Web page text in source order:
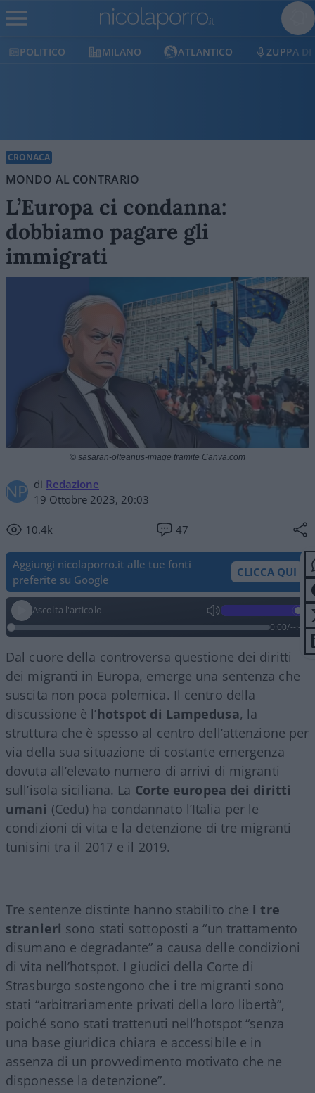
POLITICO MILANO ATLANTICO ZUPPA DI
CRONACA
MONDO AL CONTRARIO
L’Europa ci condanna:
dobbiamo pagare gli
immigrati
di Redazione
19 Ottobre 2023, 20:03
10.4k 47
© sasaran-olteanus-image tramite Canva.com
Aggiungi nicolaporro.it alle tue fonti
preferite su Google
CLICCA QUI
Ascolta l'articolo
0:00/--:--
Dal cuore della controversa questione dei diritti
dei migranti in Europa, emerge una sentenza che
suscita non poca polemica. Il centro della
discussione è l’hotspot di Lampedusa, la
struttura che è spesso al centro dell’attenzione per
via della sua situazione di costante emergenza
dovuta all’elevato numero di arrivi di migranti
sull’isola siciliana. La Corte europea dei diritti
umani (Cedu) ha condannato l’Italia per le
condizioni di vita e la detenzione di tre migranti
tunisini tra il 2017 e il 2019.
Tre sentenze distinte hanno stabilito che i tre
stranieri sono stati sottoposti a “un trattamento
disumano e degradante” a causa delle condizioni
di vita nell’hotspot. I giudici della Corte di
Strasburgo sostengono che i tre migranti sono
stati “arbitrariamente privati della loro libertà”,
poiché sono stati trattenuti nell’hotspot “senza
una base giuridica chiara e accessibile e in
assenza di un provvedimento motivato che ne
disponesse la detenzione”.